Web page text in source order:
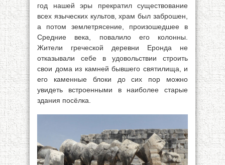
год нашей эры прекратил существование
всех языческих культов, храм был заброшен,
а потом землетрясение, произошедшее в
Средние века, повалило его колонны.
Жители греческой деревни Еронда не
отказывали себе в удовольствии строить
свои дома из камней бывшего святилища, и
его каменные блоки до сих пор можно
увидеть встроенными в наиболее старые
здания посёлка.